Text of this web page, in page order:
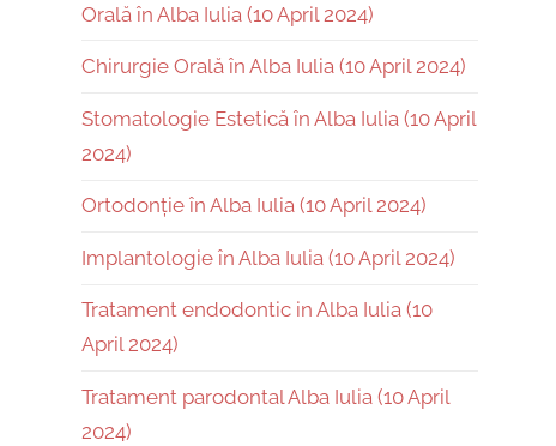
Orală în Alba Iulia (10 April 2024)
Chirurgie Orală în Alba Iulia (10 April 2024)
Stomatologie Estetică în Alba Iulia (10 April
2024)
Ortodonție în Alba Iulia (10 April 2024)
Implantologie în Alba Iulia (10 April 2024)
Tratament endodontic in Alba Iulia (10
April 2024)
Tratament parodontal Alba Iulia (10 April
2024)